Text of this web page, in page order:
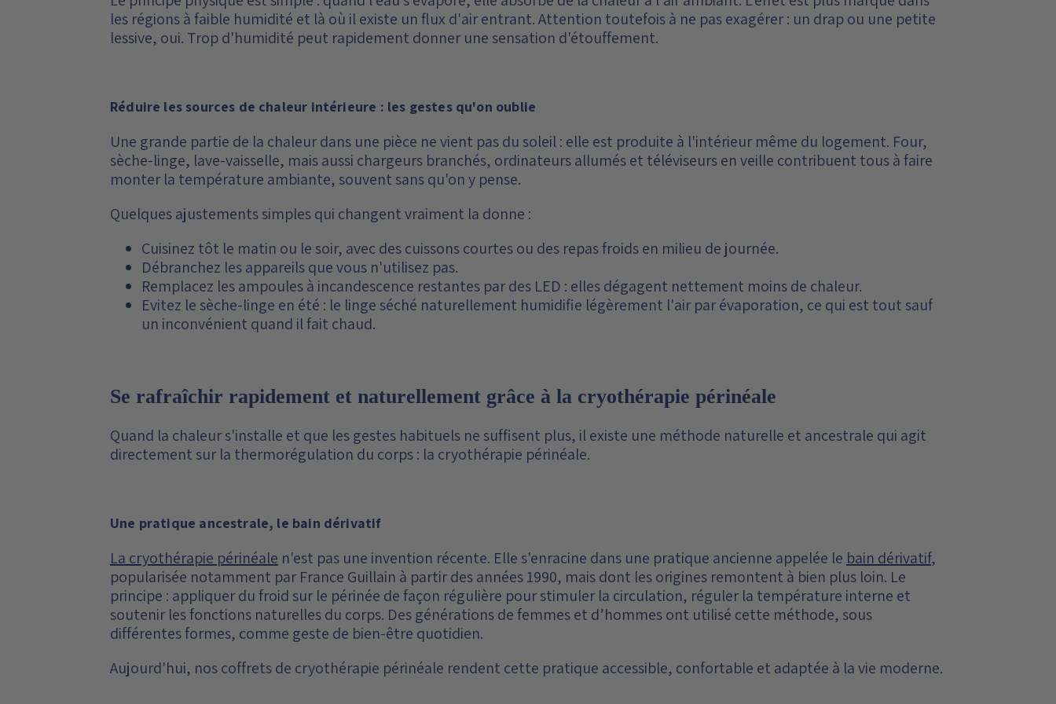
les régions à faible humidité et là où il existe un flux d'air entrant. Attention toutefois à ne pas exagérer : un drap ou une petite
lessive, oui. Trop d'humidité peut rapidement donner une sensation d'étouffement.
Réduire les sources de chaleur intérieure : les gestes qu'on oublie
Une grande partie de la chaleur dans une pièce ne vient pas du soleil : elle est produite à l'intérieur même du logement. Four,
sèche-linge, lave-vaisselle, mais aussi chargeurs branchés, ordinateurs allumés et téléviseurs en veille contribuent tous à faire
monter la température ambiante, souvent sans qu'on y pense.
Quelques ajustements simples qui changent vraiment la donne :
Cuisinez tôt le matin ou le soir, avec des cuissons courtes ou des repas froids en milieu de journée.
Débranchez les appareils que vous n'utilisez pas.
Remplacez les ampoules à incandescence restantes par des LED : elles dégagent nettement moins de chaleur.
Evitez le sèche-linge en été : le linge séché naturellement humidifie légèrement l'air par évaporation, ce qui est tout sauf
un inconvénient quand il fait chaud.
Se rafraîchir rapidement et naturellement grâce à la cryothérapie périnéale
Quand la chaleur s'installe et que les gestes habituels ne suffisent plus, il existe une méthode naturelle et ancestrale qui agit
directement sur la thermorégulation du corps : la cryothérapie périnéale.
Une pratique ancestrale, le bain dérivatif
La cryothérapie périnéale n'est pas une invention récente. Elle s'enracine dans une pratique ancienne appelée le bain dérivatif,
popularisée notamment par France Guillain à partir des années 1990, mais dont les origines remontent à bien plus loin. Le
principe : appliquer du froid sur le périnée de façon régulière pour stimuler la circulation, réguler la température interne et
soutenir les fonctions naturelles du corps. Des générations de femmes et d’hommes ont utilisé cette méthode, sous
différentes formes, comme geste de bien-être quotidien.
Aujourd'hui, nos coffrets de cryothérapie périnéale rendent cette pratique accessible, confortable et adaptée à la vie moderne.